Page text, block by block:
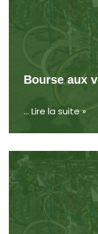
Bourse aux
… Lire la suite »